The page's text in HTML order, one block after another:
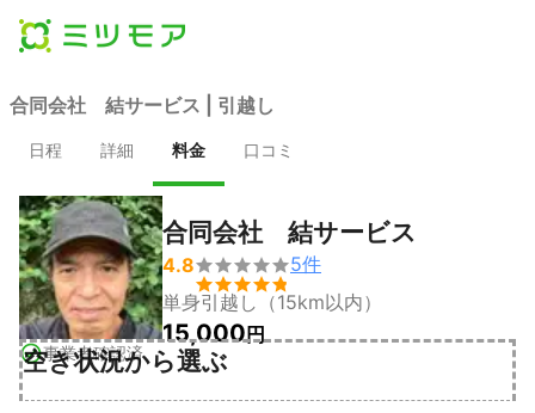
合同会社 結サービス | 引越し
日程 詳細 料金 口コミ
事業者確認済
合同会社 結サービス
4.8

5件
単身引越し（15km以内）
15,000円
空き状況から選ぶ